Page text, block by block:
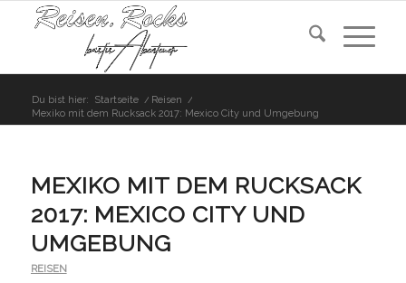
Du bist hier: Startseite / Reisen /
Mexiko mit dem Rucksack 2017: Mexico City und Umgebung
MEXIKO MIT DEM RUCKSACK
2017: MEXICO CITY UND
UMGEBUNG
REISEN